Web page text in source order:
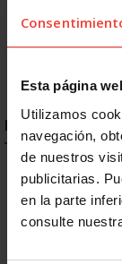
Esta página
Utilizamos
navegación,
de nuestros
publicitarias.
en la parte
consulte
ENLACES